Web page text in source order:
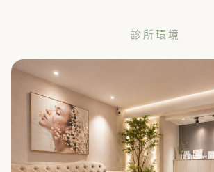
診所環境